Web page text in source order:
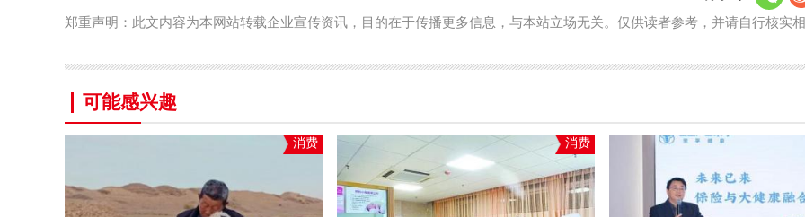
郑重声明：此文内容为本网站转载企业宣传资讯，目的在于传播更多信息，与本站立场无关。仅供读者参考，并请自行核实
可能感兴趣
消费 消费